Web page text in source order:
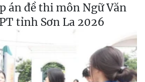
án đề thi môn Ngữ Văn
tỉnh Sơn La 2026